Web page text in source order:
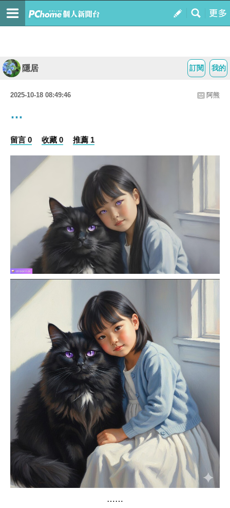
我的
訂閱
隱居
2025-10-18 08:49:46 阿熊
…
留言 0 收藏 0 推薦 1
⋯⋯